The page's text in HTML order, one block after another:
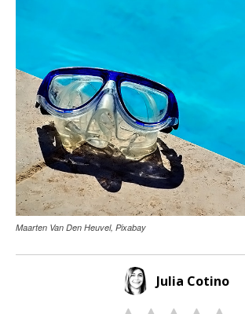
Maarten Van Den Heuvel, Pixabay
Julia Cotino